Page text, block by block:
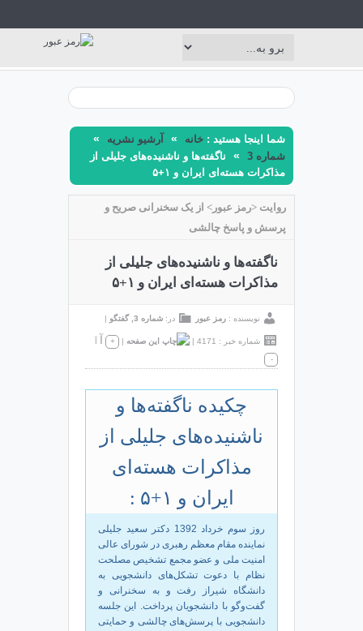
شما اینجا هستید : خانه » آرشیو نشریه »
شماره 3 »
ناگفته‌ها و ناشنیده‌های جلیلی از
مذاکرات هسته‌ای ایران و ۱+۵
روایت <رمز عبور> از یک سخنرانی صریح و
پرسش و پاسخ چالشی
ناگفته‌ها و ناشنیده‌های جلیلی از
مذاکرات هسته‌ای ایران و ۱+۵
نویسنده : رمز عبور در: شماره 3 گفتگو |
شماره خبر : 4171 |
|
+ آ آ
-
چکیده ناگفته‌ها و
ناشنیده‌های جلیلی از
مذاکرات هسته‌ای
ایران و ۱+۵ :
روز سوم خرداد 1392 دکتر سعید جلیلی
نماینده مقام معظم رهبری در شورای عالی
امنیت ملی و عضو مجمع تشخیص مصلحت
نظام با دعوت تشکل‌های دانشجویی به
دانشگاه شیراز رفت و به سخنرانی و
گفت‌وگو با دانشجویان پرداخت. این جلسه
دانشجویی با پرسش‌های چالشی و حمایتی